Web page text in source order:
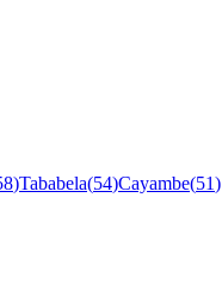
)Tababela(54)Cayambe(51)